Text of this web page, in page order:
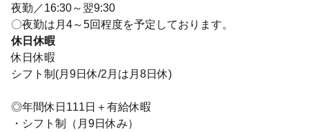
夜勤／16:30～翌9:30
〇夜勤は月4～5回程度を予定しております。
休日休暇
休日休暇
シフト制(月9日休/2月は月8日休)
◎年間休日111日＋有給休暇
・シフト制（月9日休み）